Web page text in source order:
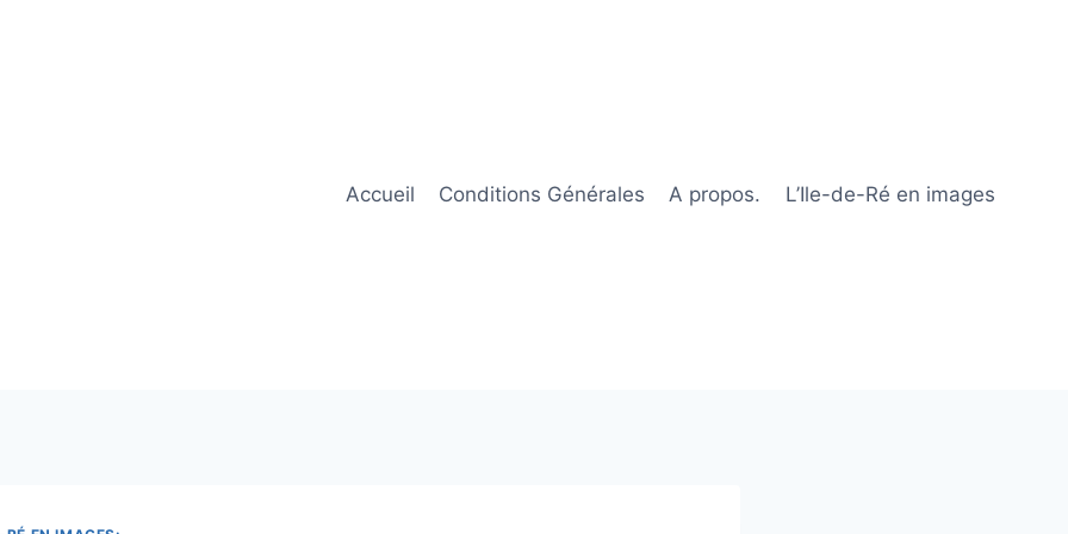
Accueil Conditions Générales A propos. L’Ile-de-Ré en images